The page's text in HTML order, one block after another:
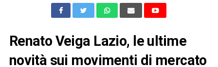
Renato Veiga Lazio, le ultime
novità sui movimenti di mercato